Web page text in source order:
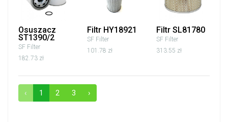
Osuszacz
ST1390/2
SF Filter
182.73 zł
Filtr HY18921
SF Filter
101.78 zł
Filtr SL81780
SF Filter
313.55 zł
‹ 1 2 3 ›